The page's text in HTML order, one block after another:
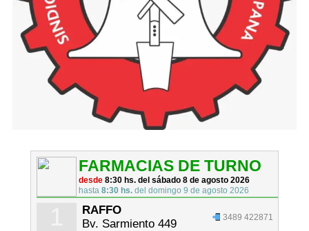
FARMACIAS DE TURNO
desde8:30 hs. del sábado 8 de agosto 2026
hasta8:30 hs. del domingo 9 de agosto 2026
RAFFO
Bv. Sarmiento 449
3489 422871